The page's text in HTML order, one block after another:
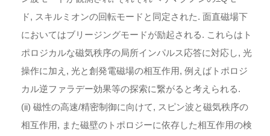
ド, スキルミオンの回転モードと同定された. 面直磁場下
においてはブリージングモードが励起される. これらはト
ポロジカルな磁気秩序の局所インパルス応答に対応し, 光
操作に加え, 光と創発電磁場の相互作用, 例えばトポロジ
カル逆ファラデー効果等の探索に繋がると考えられる.
(ii) 磁性の高速/精密制御に向けて, スピン波と磁気秩序の
相互作用, また磁壁のトポロジーに依存した相互作用の検